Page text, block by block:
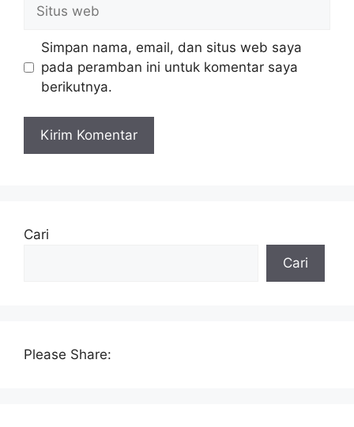
web
Simpan nama, email, dan situs web saya
pada peramban ini untuk komentar saya
berikutnya.
Cari
Cari
Please Share: